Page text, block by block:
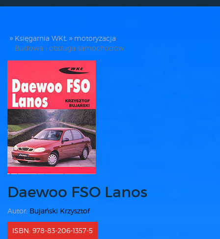
Księgarnia WKŁ
motoryzacja
Budowa i obsługa samochodów
Daewoo FSO Lanos
Autor: Bujański Krzysztof
ISBN: 978-83-206-1357-5